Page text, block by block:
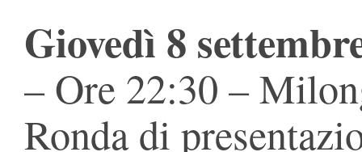
Giovedì 8
– Ore 22:30 –
Ronda di